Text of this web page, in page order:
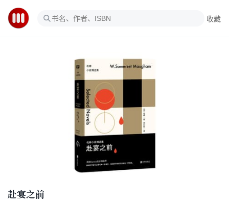
收藏
赴宴之前